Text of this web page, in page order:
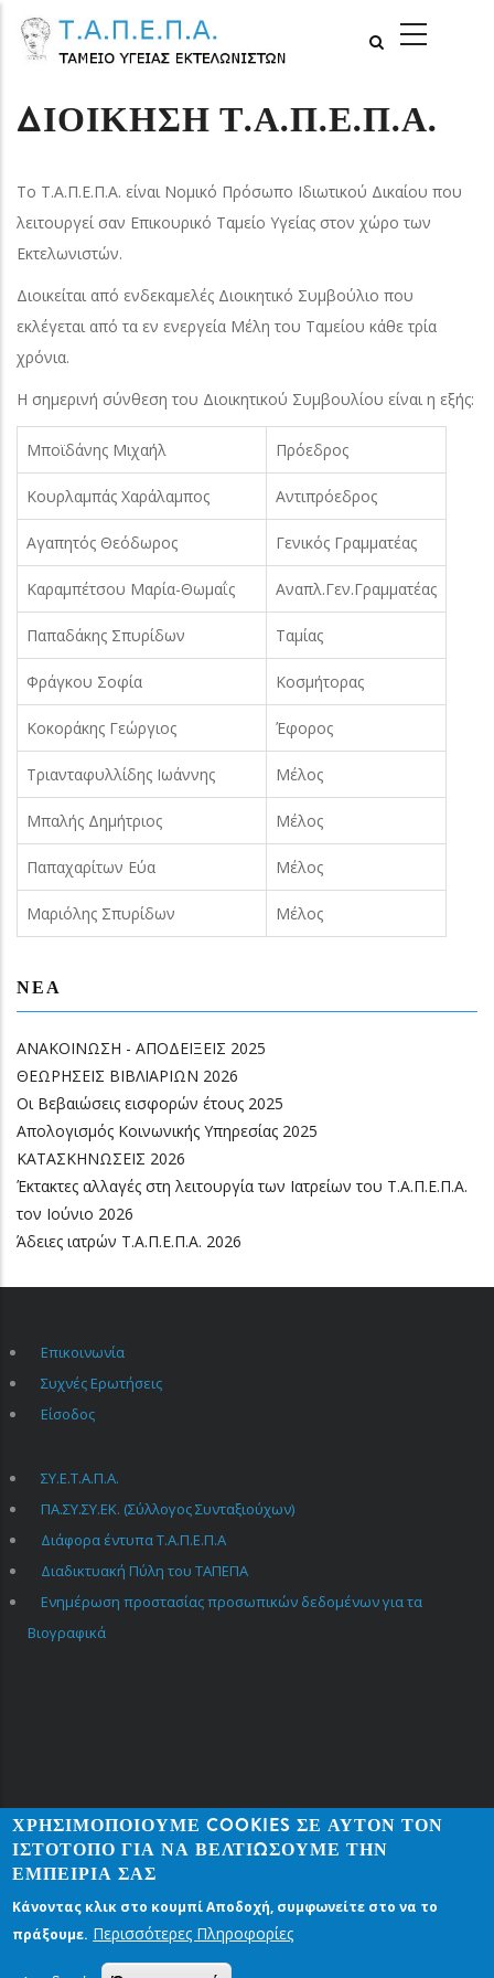
Παράκαμψη
προς
περιεχόμενο
MAIN
ΔΙΟΊΚΗΣΗ Τ.Α.Π.Ε.Π.Α.
Το Τ.Α.Π.Ε.Π.Α. είναι Νομικό Πρόσωπο Ιδιωτικού Δικαίου που
λειτουργεί σαν Επικουρικό Ταμείο Υγείας στον χώρο των
Εκτελωνιστών.
Διοικείται από ενδεκαμελές Διοικητικό Συμβούλιο που
εκλέγεται από τα εν ενεργεία Μέλη του Ταμείου κάθε τρία
χρόνια.
Η σημερινή σύνθεση του Διοικητικού Συμβουλίου είναι η εξής:
Μποϊδάνης Μιχαήλ Πρόεδρος
Κουρλαμπάς Χαράλαμπος Αντιπρόεδρος
Αγαπητός Θεόδωρος Γενικός Γραμματέας
Καραμπέτσου Μαρία-Θωμαΐς Αναπλ.Γεν.Γραμματέας
Παπαδάκης Σπυρίδων Ταμίας
Φράγκου Σοφία Κοσμήτορας
Κοκοράκης Γεώργιος Έφορος
Τριανταφυλλίδης Ιωάννης Μέλος
Μπαλής Δημήτριος Μέλος
Παπαχαρίτων Εύα Μέλος
Μαριόλης Σπυρίδων Μέλος
ΝΈΑ
ΑΝΑΚΟΙΝΩΣΗ - ΑΠΟΔΕΙΞΕΙΣ 2025
ΘΕΩΡΗΣΕΙΣ ΒΙΒΛΙΑΡΙΩΝ 2026
Οι Βεβαιώσεις εισφορών έτους 2025
Απολογισμός Κοινωνικής Υπηρεσίας 2025
ΚΑΤΑΣΚΗΝΩΣΕΙΣ 2026
Έκτακτες αλλαγές στη λειτουργία των Ιατρείων του Τ.Α.Π.Ε.Π.Α.
τον Ιούνιο 2026
Άδειες ιατρών Τ.Α.Π.Ε.Π.Α. 2026
FOOTER
MENU
Επικοινωνία
Συχνές Ερωτήσεις
Είσοδος
USEFUL
LINKS
ΣΥ.Ε.Τ.Α.Π.Α.
ΠΑ.ΣΥ.ΣΥ.ΕΚ. (Σύλλογος Συνταξιούχων)
Διάφορα έντυπα Τ.Α.Π.Ε.Π.Α
Διαδικτυακή Πύλη του ΤΑΠΕΠΑ
Ενημέρωση προστασίας προσωπικών δεδομένων για τα
Βιογραφικά
ΧΡΗΣΙΜΟΠΟΙΟΎΜΕ COOKIES ΣΕ ΑΥΤΌΝ ΤΟΝ
ΙΣΤΌΤΟΠΟ ΓΙΑ ΝΑ ΒΕΛΤΙΏΣΟΥΜΕ ΤΗΝ
ΕΜΠΕΙΡΊΑ ΣΑΣ
Κάνοντας κλικ στο κουμπί Αποδοχή, συμφωνείτε στο να το
πράξουμε. Περισσότερες Πληροφορίες